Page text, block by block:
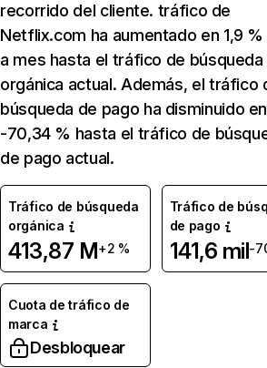
recorrido del cliente. tráfico de
Netflix.com ha aumentado en 1,9
a mes hasta el tráfico de búsqueda
orgánica actual. Además, el tráfico
búsqueda de pago ha disminuido en
-70,34 % hasta el tráfico de
de pago actual.
Tráfico de búsqueda
orgánica
413,87 M+2 %
Tráfico de
de pago
141,6 mil-
Cuota de tráfico de
marca
Desbloquear